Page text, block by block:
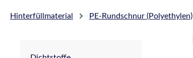
Hinterfüllmaterial PE-Rundschnur (Polyethylen)